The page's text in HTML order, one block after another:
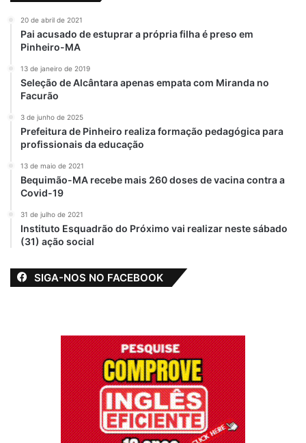
20 de abril de 2021
Pai acusado de estuprar a própria filha é preso em
Pinheiro-MA
13 de janeiro de 2019
Seleção de Alcântara apenas empata com Miranda no
Facurão
3 de junho de 2025
Prefeitura de Pinheiro realiza formação pedagógica para
profissionais da educação
13 de maio de 2021
Bequimão-MA recebe mais 260 doses de vacina contra a
Covid-19
31 de julho de 2021
Instituto Esquadrão do Próximo vai realizar neste sábado
(31) ação social
SIGA-NOS NO FACEBOOK